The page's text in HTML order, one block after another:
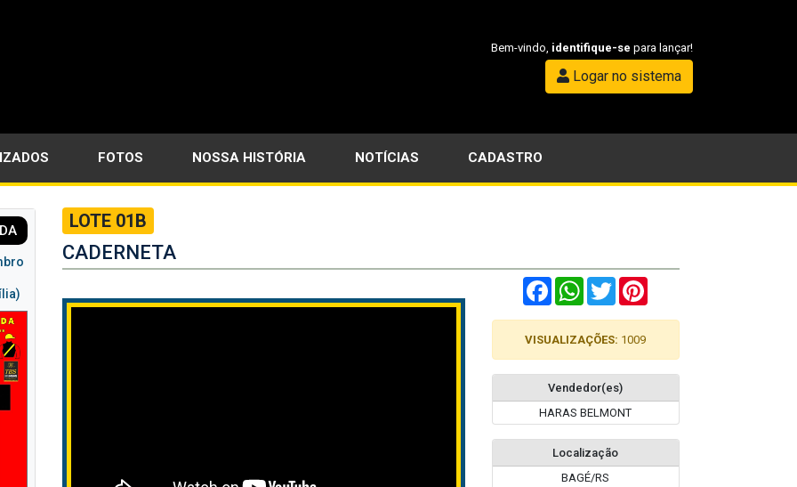
Bem-vindo, identifique-se para lançar!
Logar no sistema
FOTOS NOSSA HISTÓRIA NOTÍCIAS CADASTRO
LOTE 01B
CADERNETA
FacebookWhatsApp
Twitter
VISUALIZAÇÕES: 1009
Vendedor(es)
HARAS BELMONT
Localização
BAGÉ/RS